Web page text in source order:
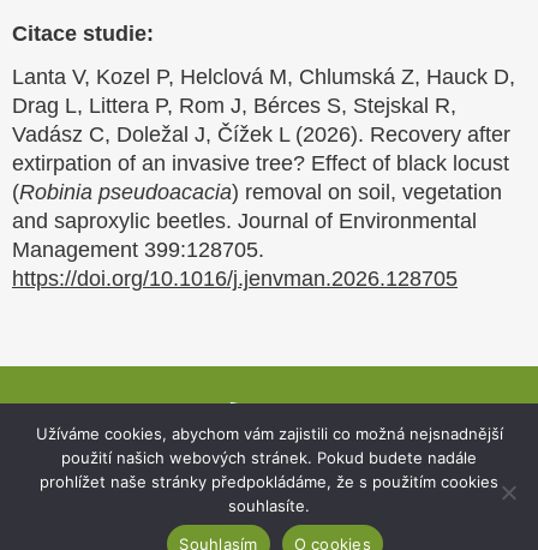
Citace studie:
Lanta V, Kozel P, Helclová M, Chlumská Z, Hauck D,
Drag L, Littera P, Rom J, Bérces S, Stejskal R,
Vadász C, Doležal J, Čížek L (2026). Recovery after
extirpation of an invasive tree? Effect of black locust
(Robinia pseudoacacia) removal on soil, vegetation
and saproxylic beetles. Journal of Environmental
Management 399:128705.
https://doi.org/10.1016/j.jenvman.2026.128705
webu
Užíváme cookies, abychom vám zajistili co možná nejsnadnější
použití našich webových stránek. Pokud budete nadále
prohlížet naše stránky předpokládáme, že s použitím cookies
souhlasíte.
Souhlasím
O cookies